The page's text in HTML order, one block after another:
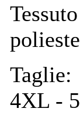
4XL -